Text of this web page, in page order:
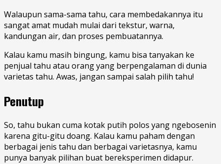
Walaupun sama-sama tahu, cara membedakannya itu
sangat amat mudah mulai dari tekstur, warna,
kandungan air, dan proses pembuatannya.
Kalau kamu masih bingung, kamu bisa tanyakan ke
penjual tahu atau orang yang berpengalaman di dunia
varietas tahu. Awas, jangan sampai salah pilih tahu!
Penutup
So, tahu bukan cuma kotak putih polos yang ngebosenin
karena gitu-gitu doang. Kalau kamu paham dengan
berbagai jenis tahu dan berbagai varietasnya, kamu
punya banyak pilihan buat bereksperimen didapur.